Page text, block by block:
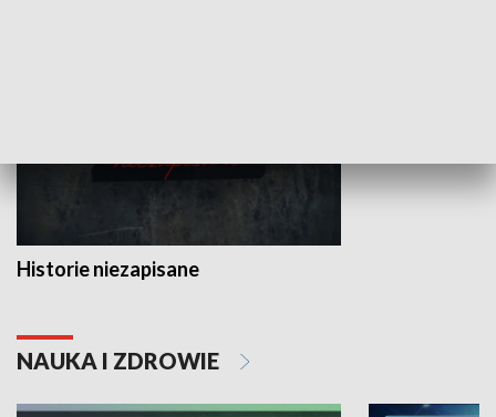
Historie niezapisane
NAUKA I ZDROWIE